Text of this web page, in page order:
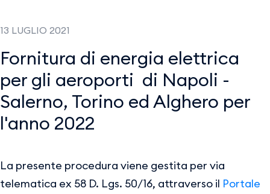
13 LUGLIO 2021
Fornitura di energia elettrica
per gli aeroporti di Napoli -
Salerno, Torino ed Alghero per
l'anno 2022
La presente procedura viene gestita per via
telematica ex 58 D. Lgs. 50/16, attraverso il Portale